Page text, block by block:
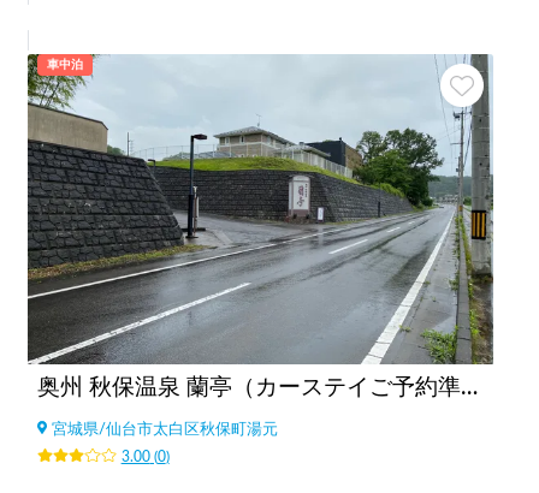
車中泊
奥州 秋保温泉 蘭亭（カーステイご予約準備中）
宮城県/仙台市太白区秋保町湯元
3.00(0)